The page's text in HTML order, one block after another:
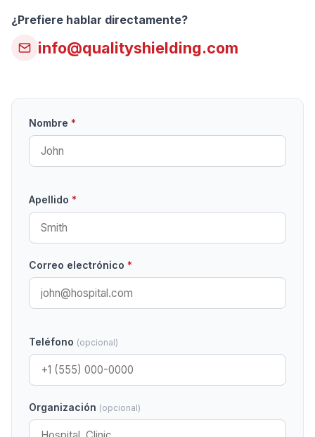
¿Prefiere hablar directamente?
info@qualityshielding.com
Nombre *
Apellido *
Correo electrónico *
Teléfono (opcional)
Organización (opcional)